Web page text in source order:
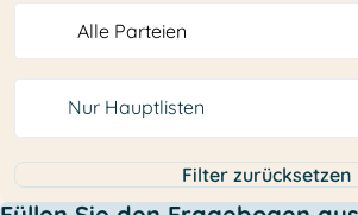
Nur Hauptlisten
Filter zurücksetzen